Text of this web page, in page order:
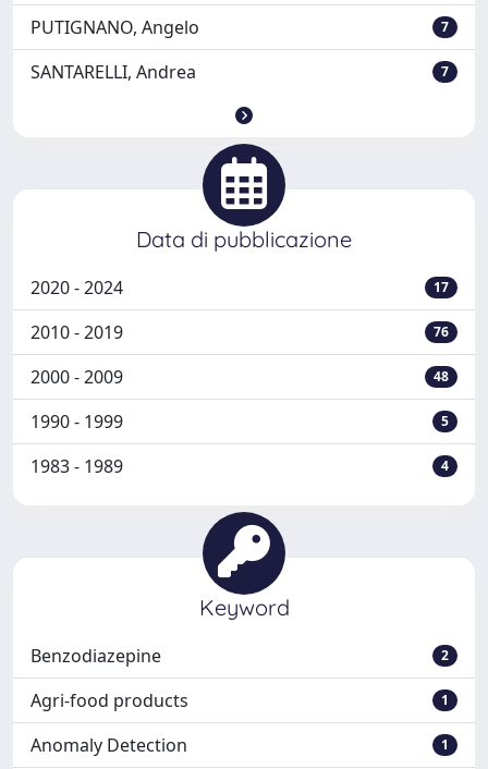
PUTIGNANO, Angelo 7
SANTARELLI, Andrea 7
Data di pubblicazione
2020 - 2024 17
2010 - 2019 76
2000 - 2009 48
1990 - 1999 5
1983 - 1989 4
Keyword
Benzodiazepine 2
Agri-food products 1
Anomaly Detection 1